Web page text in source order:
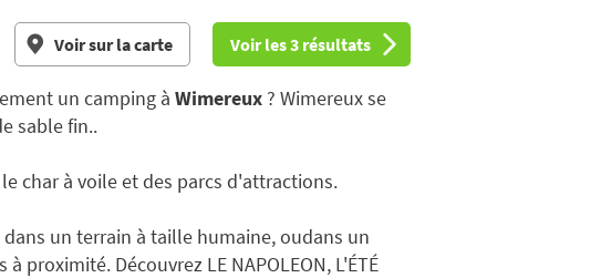
Voir sur la carte Voir les 3 résultats
un camping à Wimereux ? Wimereux se
sable fin..
char à voile et des parcs d'attractions.
dans un terrain à taille humaine, oudans un
à proximité. Découvrez LE NAPOLEON, L'ÉTÉ